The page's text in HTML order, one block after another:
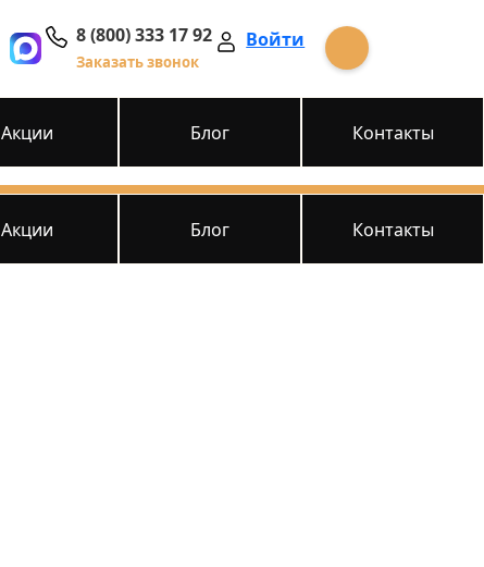
8 (800) 333 17 92
Заказать звонок
Войти
Акции Блог Контакты
Акции Блог Контакты